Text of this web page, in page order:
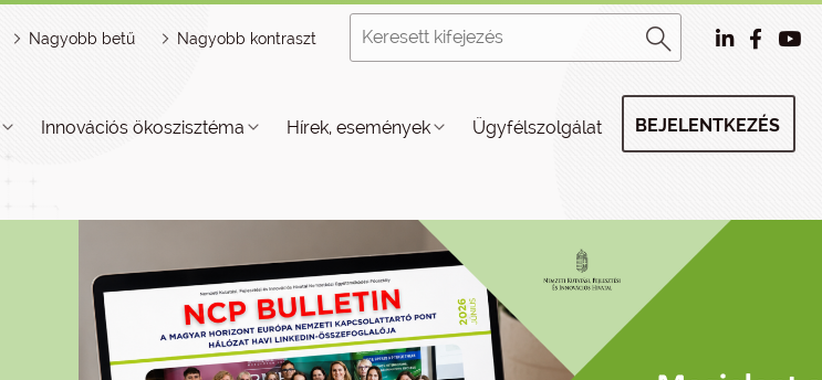
Nagyobb betű Nagyobb kontraszt
Innovációs ökoszisztéma Hírek, események Ügyfélszolgálat BEJELENTKEZÉS